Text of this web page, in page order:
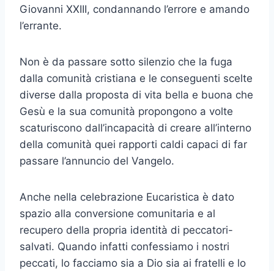
Giovanni XXIII, condannando l’errore e amando
l’errante.
Non è da passare sotto silenzio che la fuga
dalla comunità cristiana e le conseguenti scelte
diverse dalla proposta di vita bella e buona che
Gesù e la sua comunità propongono a volte
scaturiscono dall’incapacità di creare all’interno
della comunità quei rapporti caldi capaci di far
passare l’annuncio del Vangelo.
Anche nella celebrazione Eucaristica è dato
spazio alla conversione comunitaria e al
recupero della propria identità di peccatori-
salvati. Quando infatti confessiamo i nostri
peccati, lo facciamo sia a Dio sia ai fratelli e lo